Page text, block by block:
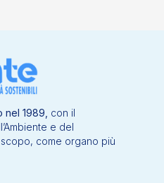
nel 1989, con il
e del
come organo più